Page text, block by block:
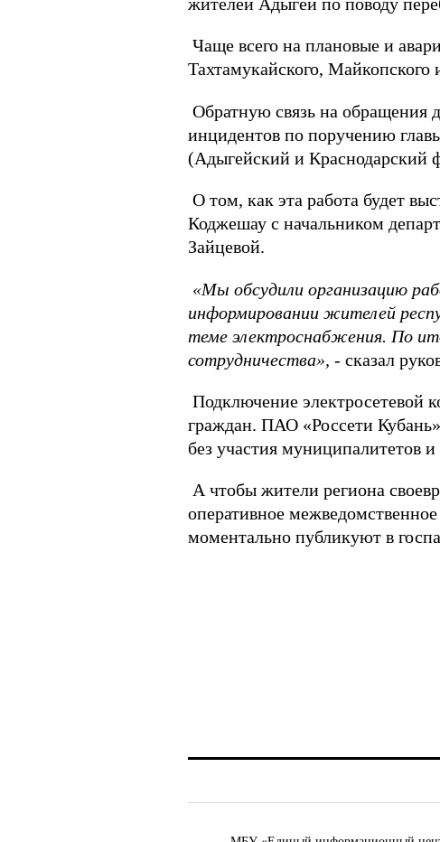
Чаще всего на плановые и
Тахтамукайского, Майкопского
Обратную связь на обращения
инцидентов по поручению
(Адыгейский и Краснодарский
О том, как эта работа будет
Коджешау с начальником
Зайцевой.
«Мы обсудили организацию
информированиижителей
теме электроснабжения. По
сотрудничества», - сказал
Подключение электросетевой
граждан. ПАО «Россети
без участия муниципалитетов
А чтобы жители региона
оперативное
моментально публикуют в